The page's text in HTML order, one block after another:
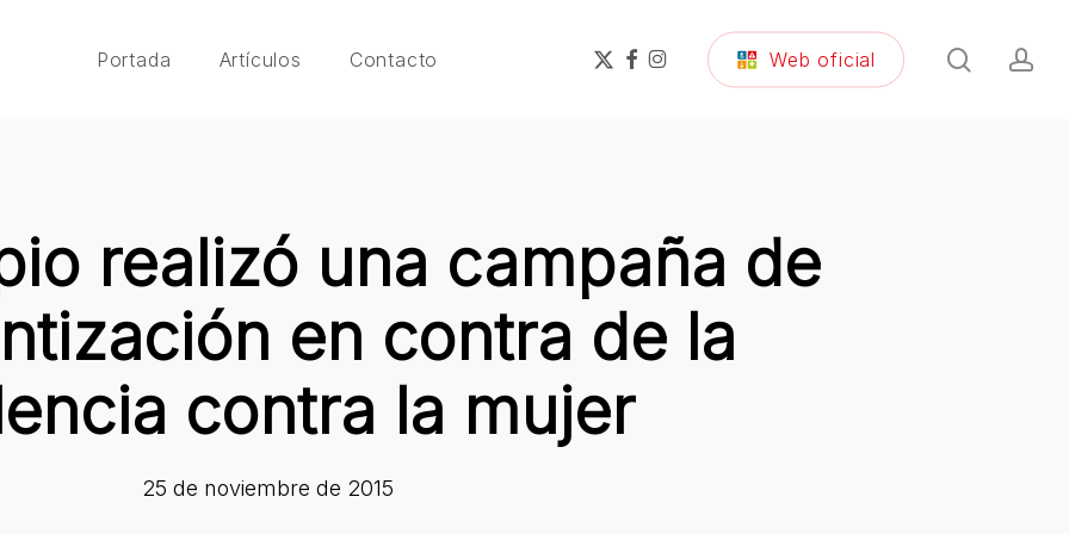
Portada Artículos Contacto
x-
twitter
facebook
instagram Web oficial search
realizó una campaña de
en contra de la
contra la mujer
25 de noviembre de 2015